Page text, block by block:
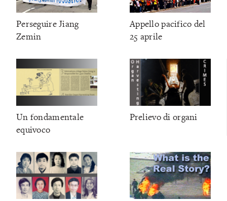
Perseguire Jiang
Zemin
Appello pacifico del
25 aprile
Un fondamentale
equivoco
Prelievo di organi